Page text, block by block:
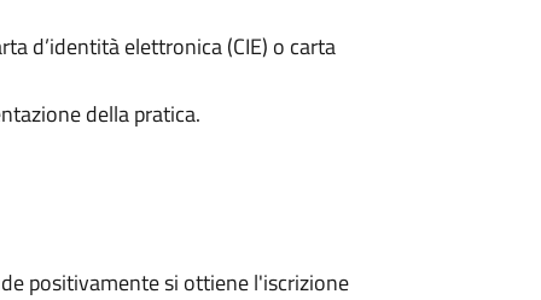
d’identità elettronica (CIE) o carta
della pratica.
positivamente si ottiene l'iscrizione